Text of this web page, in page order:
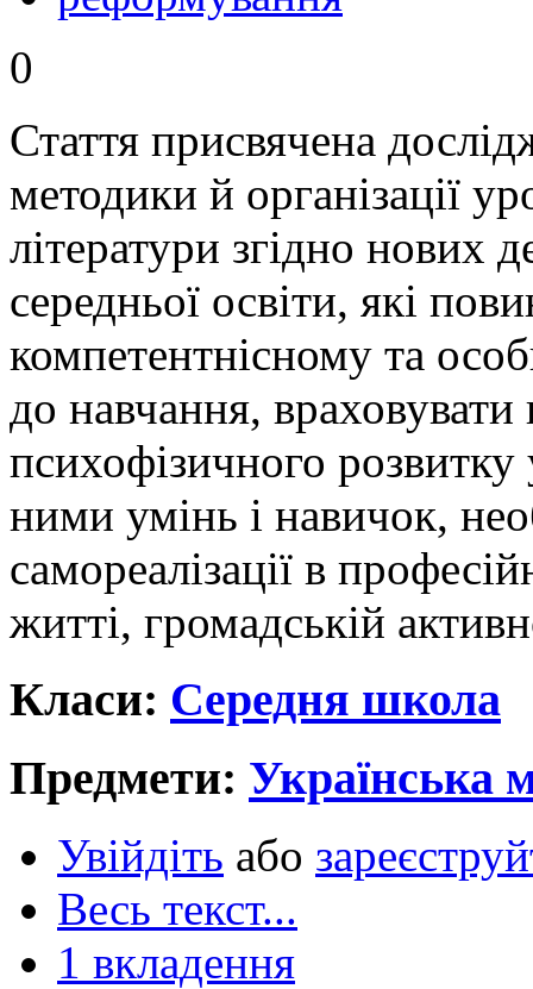
0
Стаття присвячена
методики й організації
літератури згідно нових
середньої освіти, які
компетентнісному та
до навчання, враховувати
психофізичного розвитку
ними умінь і навичок,
самореалізації в
житті, громадській
Класи: Середня школа
Предмети: Українська
Увійдіть або
Весь текст...
1 вкладення